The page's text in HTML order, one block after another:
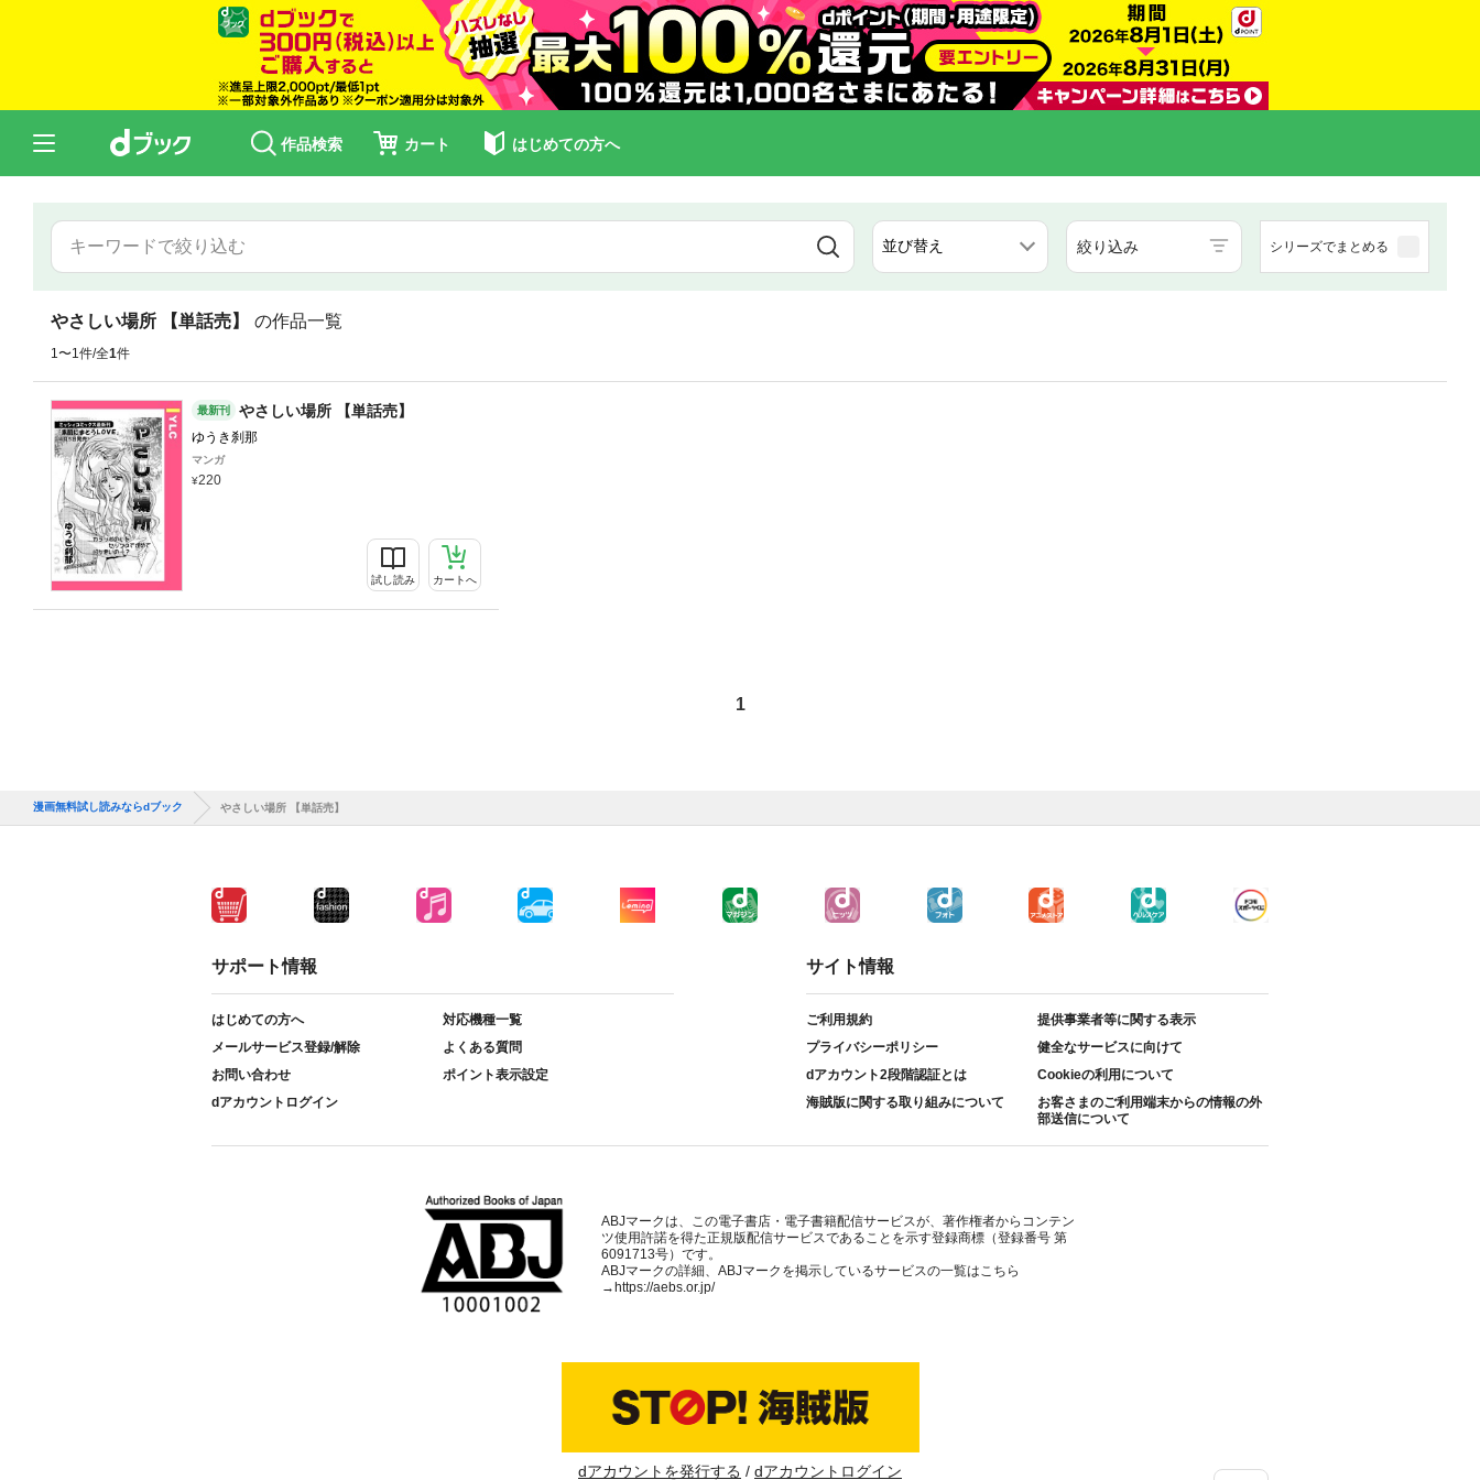
作品検索 カート はじめての方へ
絞り込み シリーズでまとめる
やさしい場所 【単話売】 の作品一覧
1〜1件/全1件
最新刊 やさしい場所 【単話売】
ゆうき刹那
マンガ
220
試し読み カートへ
1
漫画無料試し読みならdブック やさしい場所 【単話売】
サポート情報
はじめての方へ
対応機種一覧
メールサービス登録/解除
よくある質問
お問い合わせ
ポイント表示設定
dアカウントログイン
サイト情報
ご利用規約
提供事業者等に関する表示
プライバシーポリシー
健全なサービスに向けて
dアカウント2段階認証とは
Cookieの利用について
海賊版に関する取り組みについて
お客さまのご利用端末からの情報の外
部送信について
ABJマークは、この電子書店・電子書籍配信サービスが、著作権者からコンテン
ツ使用許諾を得た正規版配信サービスであることを示す登録商標（登録番号 第
6091713号）です。
ABJマークの詳細、ABJマークを掲示しているサービスの一覧はこちら
→https://aebs.or.jp/
dアカウントを発行する dアカウントログイン